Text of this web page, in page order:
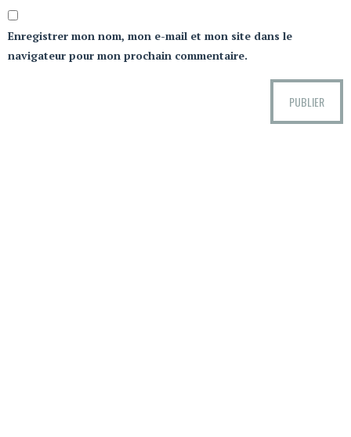
Enregistrer mon nom, mon e-mail et mon site dans le
navigateur pour mon prochain commentaire.